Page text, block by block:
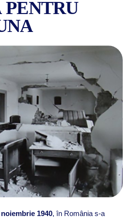
PENTRU
ÎN
noiembrie 1940, în România s-a